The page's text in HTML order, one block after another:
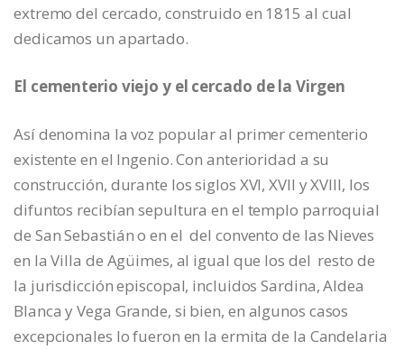
extremo del cercado, construido en 1815 al cual
dedicamos un apartado.
El cementerio viejo y el cercado de la Virgen
Así denomina la voz popular al primer cementerio
existente en el Ingenio. Con anterioridad a su
construcción, durante los siglos XVI, XVII y XVIII, los
difuntos recibían sepultura en el templo parroquial
de San Sebastián o en el del convento de las Nieves
en la Villa de Agüimes, al igual que los del resto de
la jurisdicción episcopal, incluidos Sardina, Aldea
Blanca y Vega Grande, si bien, en algunos casos
excepcionales lo fueron en la ermita de la Candelaria